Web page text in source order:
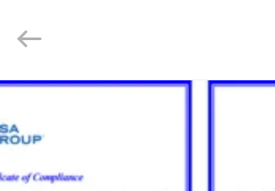
HAUS
PRODUKTE
Rights